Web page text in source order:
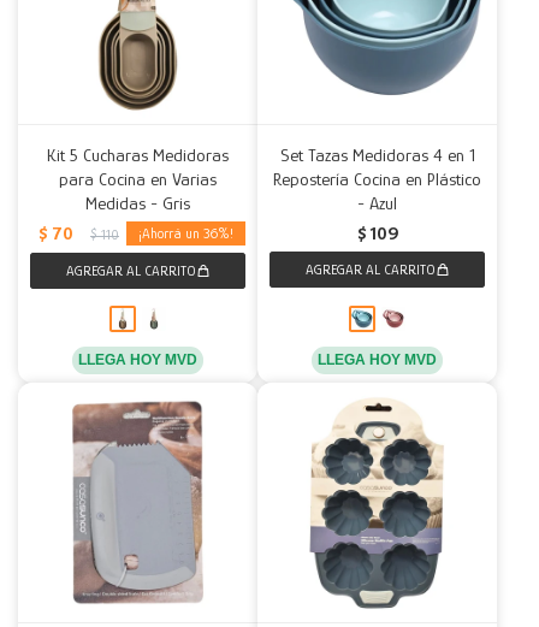
Kit 5 Cucharas Medidoras
para Cocina en Varias
Medidas - Gris
$ 70 $ 110 36
LLEGA HOY MVD
Set Tazas Medidoras 4 en 1
Repostería Cocina en Plástico
- Azul
$ 109
LLEGA HOY MVD